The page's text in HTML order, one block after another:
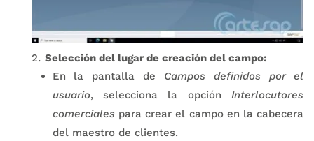
Selección del lugar de creación del campo:
En la pantalla de Campos definidos por el
usuario, selecciona la opciónInterlocutores
comerciales para crear el campo en la cabecera
del maestro de clientes.